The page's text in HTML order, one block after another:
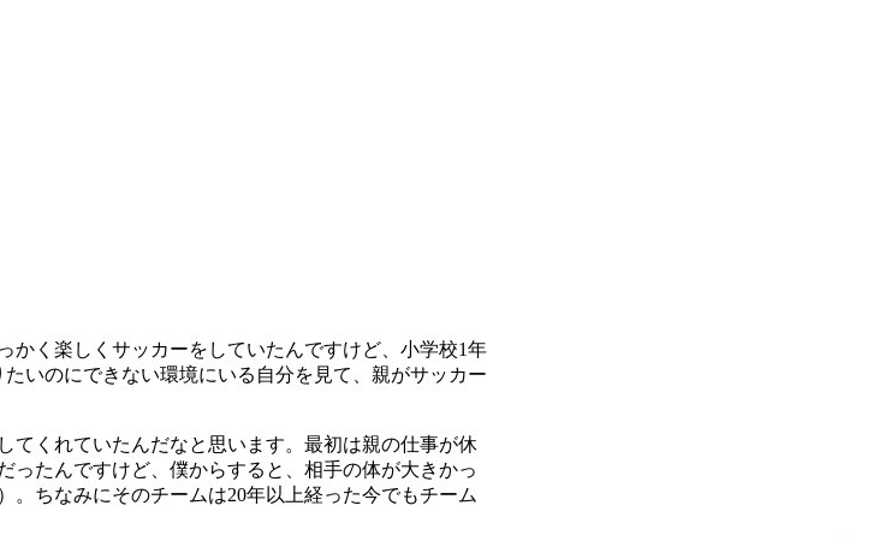
かく楽しくサッカーをしていたんですけど、小学校1年
いのにできない環境にいる自分を見て、親がサッカー
てくれていたんだなと思います。最初は親の仕事が休
たんですけど、僕からすると、相手の体が大きかっ
ちなみにそのチームは20年以上経った今でもチーム